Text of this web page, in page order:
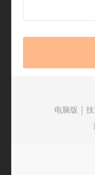
电脑版
技